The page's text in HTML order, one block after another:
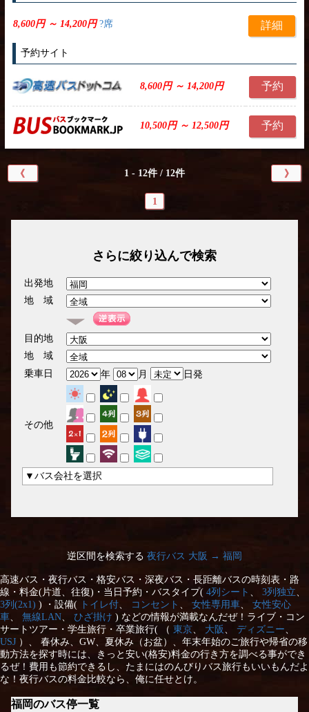
8,600円 ～ 14,200円?席 詳細
予約サイト
8,600円 ～ 14,200円 予約
10,500円 ～ 12,500円 予約
《 1 - 12件 / 12件 》
1
さらに絞り込んで検索
出発地
地 域
目的地
地 域
乗車日
年 月 日発
その他
▼バス会社を選択
逆区間を検索する 夜行バス 大阪 → 福岡
高速バス・夜行バス・格安バス・深夜バス・長距離バスの時刻表・路
線・料金(片道、往復)・当日予約・バスタイプ( 4列シート 3列独立
3列(2x1) ) ・設備( トイレ付 コンセント 女性専用車
女性安心
車
無線LAN ひざ掛け ) などの情報が満載なんだぜ！ライブ・コン
サートツアー・学生旅行・卒業旅行( （ 東京 大阪 ディズニー
USJ ）、 春休み、GW、夏休み（お盆）、年末年始のご旅行や帰省の移
動方法を探す時には、きっと安い(格安)料金の行き方を調べる事ができ
るぜ！費用も節約できるし、たまにはのんびりバス旅行もいいもんだよ
な！夜行バスの料金比較なら、俺に任せとけ。
福岡のバス停一覧